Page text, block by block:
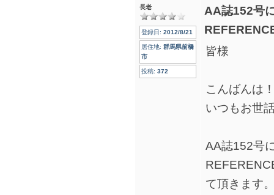
長老
登録日: 2012/8/21
居住地: 群馬県前橋
市
投稿: 372
AA誌152号
皆様
こんばんは
いつもお世
AA誌152号
て頂きます